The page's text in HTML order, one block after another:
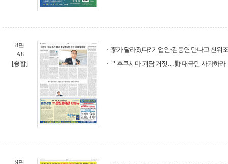
8면
A8
[종합]
李가 달라졌다? 기업인·김동연 만나고 친위
＂후쿠시마 괴담 거짓… 野 대국민 사과하라
9면